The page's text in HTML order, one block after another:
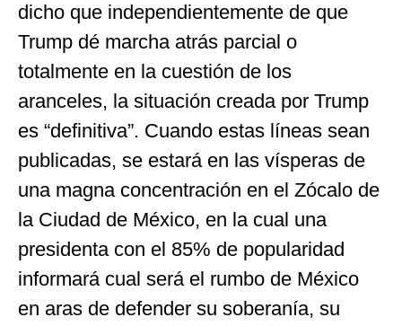
dicho que independientemente de que
Trump dé marcha atrás parcial o
totalmente en la cuestión de los
aranceles, la situación creada por Trump
es “definitiva”. Cuando estas líneas sean
publicadas, se estará en las vísperas de
una magna concentración en el Zócalo de
la Ciudad de México, en la cual una
presidenta con el 85% de popularidad
informará cual será el rumbo de México
en aras de defender su soberanía, su